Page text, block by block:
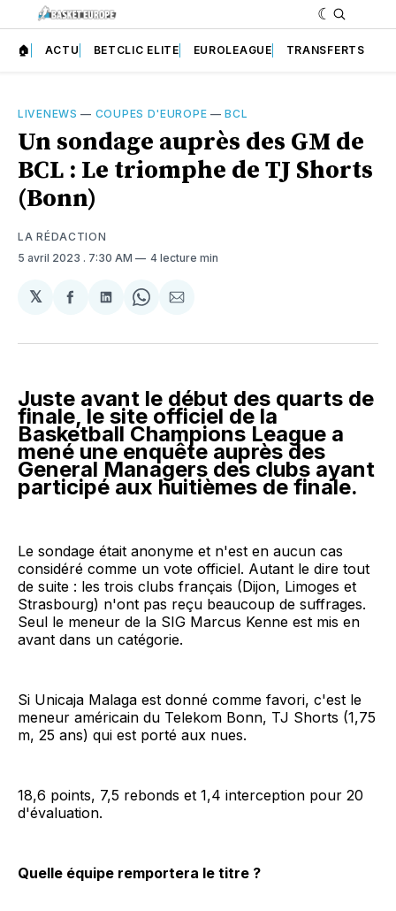
🏠 ACTU BETCLIC ELITE EUROLEAGUE TRANSFERTS
LIVENEWS — COUPES D'EUROPE —BCL
Un sondage auprès des GM de
BCL : Le triomphe de TJ Shorts
(Bonn)
LA RÉDACTION
5 avril 2023 . 7:30 AM 4 lecture min
𝕏
Partager
Facebook
Partager
LinkedIn
Share
WhatsApp
Partager
Courriel
Juste avant le début des quarts de
finale, le site officiel de la
Basketball Champions League a
mené une enquête auprès des
General Managers des clubs ayant
participé aux huitièmes de finale.
Le sondage était anonyme et n'est en aucun cas
considéré comme un vote officiel. Autant le dire tout
de suite : les trois clubs français (Dijon, Limoges et
Strasbourg) n'ont pas reçu beaucoup de suffrages.
Seul le meneur de la SIG Marcus Kenne est mis en
avant dans un catégorie.
Si Unicaja Malaga est donné comme favori, c'est le
meneur américain du Telekom Bonn, TJ Shorts (1,75
m, 25 ans) qui est porté aux nues.
18,6 points, 7,5 rebonds et 1,4 interception pour 20
d'évaluation.
Quelle équipe remportera le titre ?